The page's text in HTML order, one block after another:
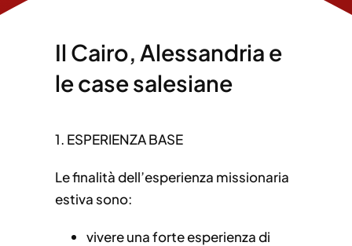
Il Cairo, Alessandria e
le case salesiane
1. ESPERIENZA BASE
Le finalità dell’esperienza missionaria
estiva sono:
vivere una forte esperienza di